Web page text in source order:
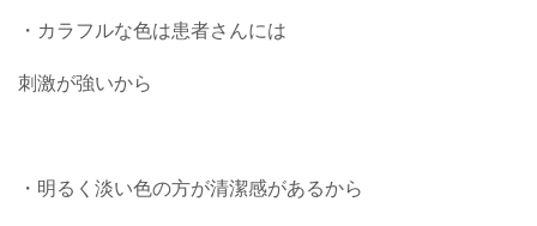
・カラフルな色は患者さんには
刺激が強いから
・明るく淡い色の方が清潔感があるから